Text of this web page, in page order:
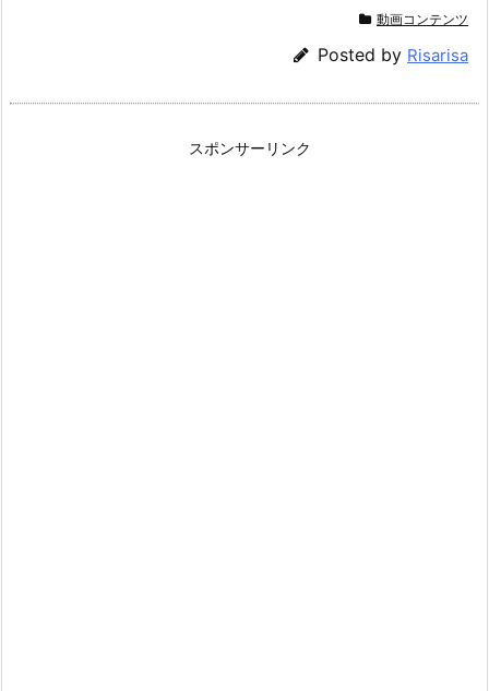
動画コンテンツ
Posted by Risarisa
スポンサーリンク